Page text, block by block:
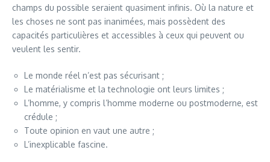
champs du possible seraient quasiment infinis. Où la nature et
les choses ne sont pas inanimées, mais possèdent des
capacités particulières et accessibles à ceux qui peuvent ou
veulent les sentir.
Le monde réel n’est pas sécurisant ;
Le matérialisme et la technologie ont leurs limites ;
L’homme, y compris l’homme moderne ou postmoderne, est
crédule ;
Toute opinion en vaut une autre ;
L’inexplicable fascine.